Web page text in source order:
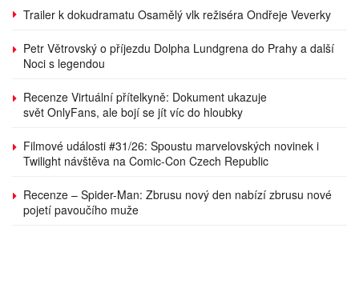
Trailer k dokudramatu Osamělý vlk režiséra Ondřeje Veverky
Petr Větrovský o příjezdu Dolpha Lundgrena do Prahy a další
Noci s legendou
Recenze Virtuální přítelkyně: Dokument ukazuje
svět OnlyFans, ale bojí se jít víc do hloubky
Filmové události #31/26: Spoustu marvelovských novinek i
Twilight návštěva na Comic-Con Czech Republic
Recenze – Spider-Man: Zbrusu nový den nabízí zbrusu nové
pojetí pavoučího muže